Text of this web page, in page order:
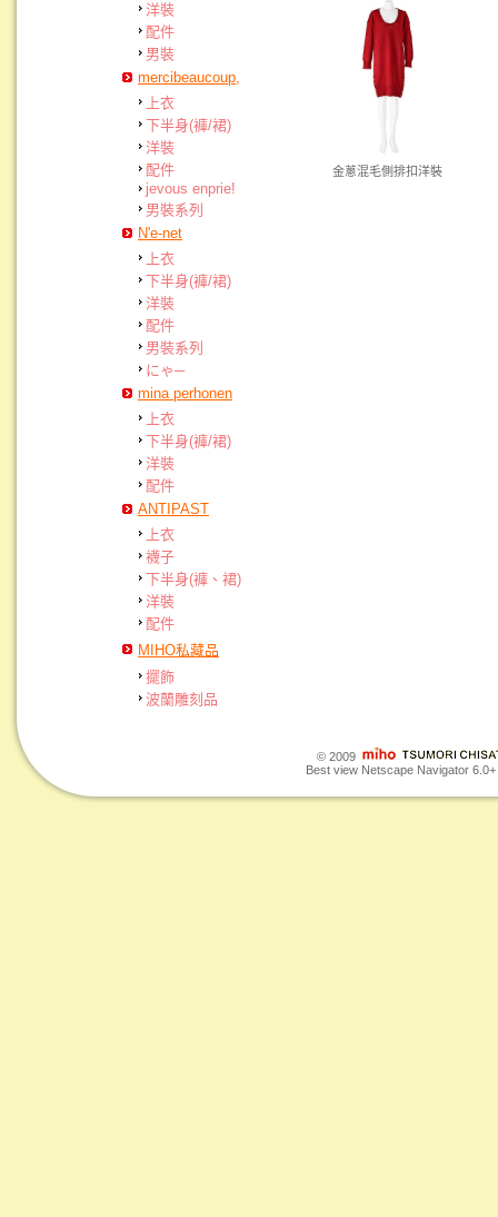
洋裝
配件
男裝
mercibeaucoup,
上衣
下半身(褲/裙)
洋裝
配件
jevous enprie!
男裝系列
N'e-net
上衣
下半身(褲/裙)
洋裝
配件
男裝系列
にゃ─
mina perhonen
上衣
下半身(褲/裙)
洋裝
配件
ANTIPAST
上衣
襪子
下半身(褲、裙)
洋裝
配件
MIHO私藏品
擺飾
波蘭雕刻品
金蔥混毛側排扣洋裝
© 2009
Best view Netscape Navigator